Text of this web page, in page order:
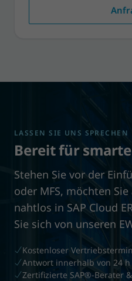
LASSEN SIE UNS SPRECHEN
Bereit für
Stehen Sie vor der
oder MFS, möchten
nahtlos in SAP Cloud
Sie sich von unseren
Kostenloser Vertriebstermin
Antwort innerhalb von 24 h
Zertifizierte SAP®-Berater